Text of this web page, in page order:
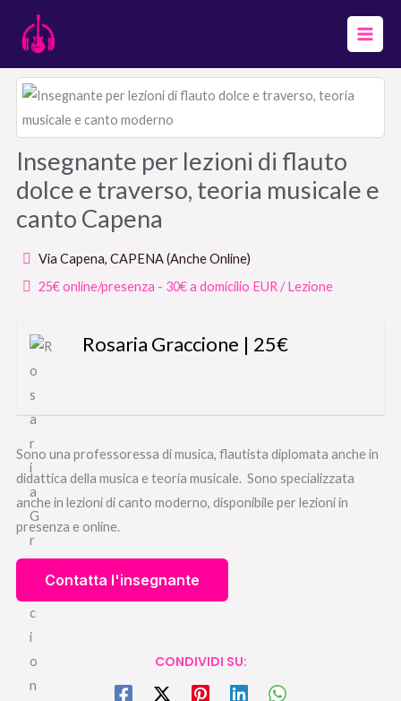
Insegnante per lezioni di flauto
dolce e traverso, teoria musicale e
canto Capena
Via Capena, CAPENA (Anche Online)
25€ online/presenza - 30€ a domicilio EUR / Lezione
Rosaria Graccione | 25€
Sono una professoressa di musica, flautista diplomata anche in
didattica della musica e teoria musicale. Sono specializzata
anche in lezioni di canto moderno, disponibile per lezioni in
presenza e online.
CONDIVIDI SU: